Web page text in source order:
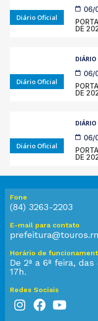
Diário Oficial
06/
DE
Diário Oficial
06/
DE
Diário Oficial
06/
DE
Fone
(84) 3263-2203
E-mail para contato
Horário de
De 2ª a 6ª feira,
17h.
Redes Sociais